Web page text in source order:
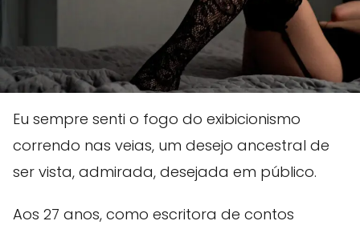
Eu sempre senti o fogo do exibicionismo
correndo nas veias, um desejo ancestral de
ser vista, admirada, desejada em público.
Aos 27 anos, como escritora de contos